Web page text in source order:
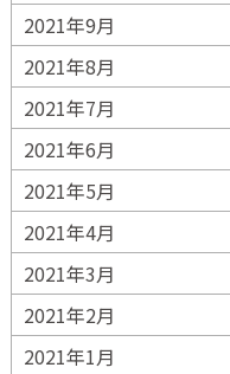
2021年9月
2021年8月
2021年7月
2021年6月
2021年5月
2021年4月
2021年3月
2021年2月
2021年1月